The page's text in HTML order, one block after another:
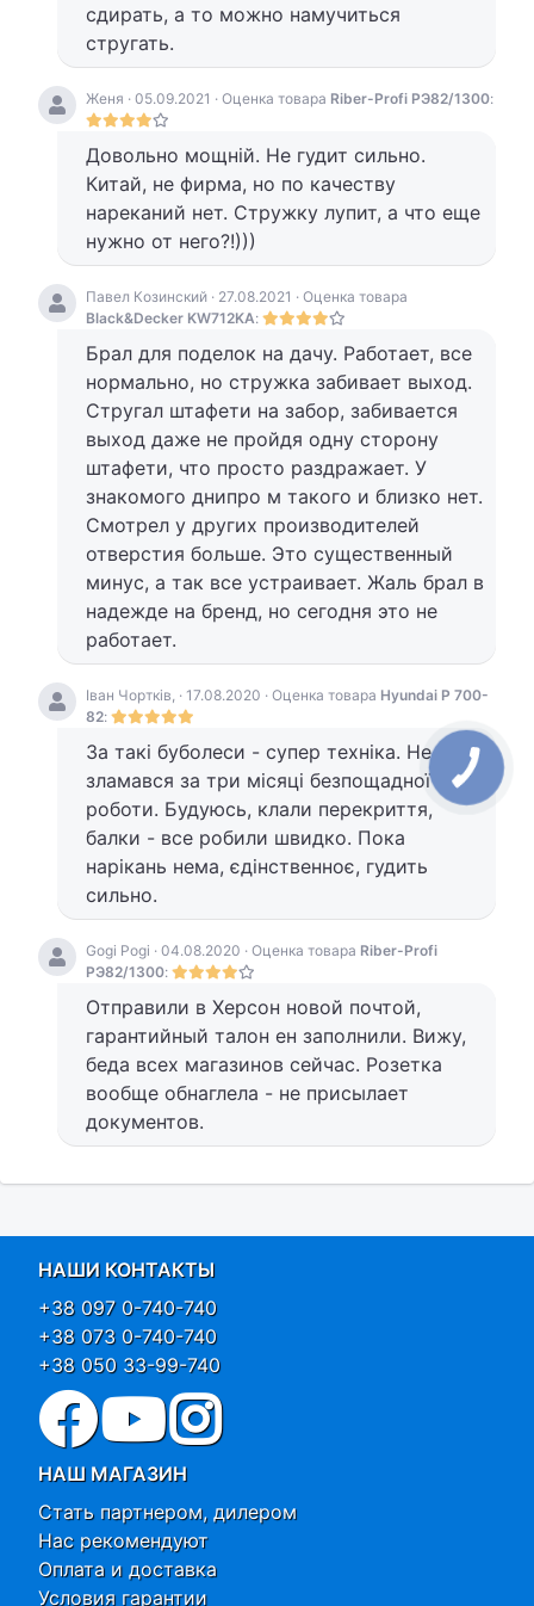
сдирать, а то можно намучиться
стругать.
Женя · 05.09.2021 · Оценка товара Riber-Profi РЭ82/1300:
Довольно мощній. Не гудит сильно.
Китай, не фирма, но по качеству
нареканий нет. Стружку лупит, а что еще
нужно от него?!)))
Павел Козинский · 27.08.2021 · Оценка товара
Black&Decker KW712KA:
Брал для поделок на дачу. Работает, все
нормально, но стружка забивает выход.
Стругал штафети на забор, забивается
выход даже не пройдя одну сторону
штафети, что просто раздражает. У
знакомого днипро м такого и близко нет.
Смотрел у других производителей
отверстия больше. Это существенный
минус, а так все устраивает. Жаль брал в
надежде на бренд, но сегодня это не
работает.
Іван Чортків, · 17.08.2020 · Оценка товара Hyundai P 700-
82:
За такі буболеси - супер техніка. Не
зламався за три місяці безпощадної
роботи. Будуюсь, клали перекриття,
балки - все робили швидко. Пока
нарікань нема, єдінственноє, гудить
сильно.
Gogi Pogi · 04.08.2020 · Оценка товара Riber-Profi
РЭ82/1300:
Отправили в Херсон новой почтой,
гарантийный талон ен заполнили. Вижу,
беда всех магазинов сейчас. Розетка
вообще обнаглела - не присылает
документов.
НАШИ КОНТАКТЫ
+38 097 0-740-740
+38 073 0-740-740
+38 050 33-99-740
НАШ МАГАЗИН
Стать партнером, дилером
Нас рекомендуют
Оплата и доставка
Условия гарантии